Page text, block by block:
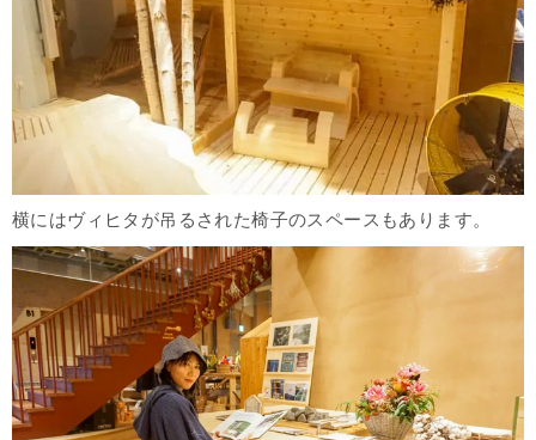
横にはヴィヒタが吊るされた椅子のスペースもあります。